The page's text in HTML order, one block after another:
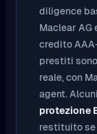
diligence
Maclear AG
credito
prestiti
reale, con
agent.
protezione
restituito